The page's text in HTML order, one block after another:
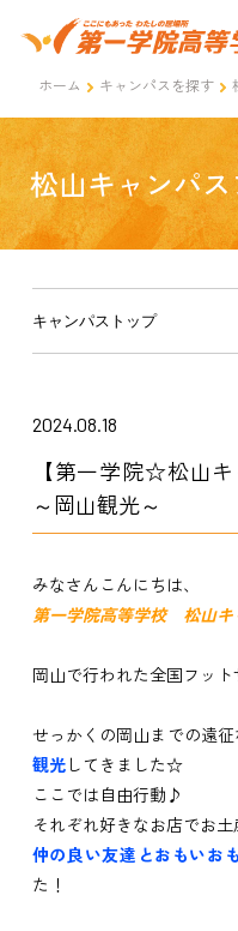
ホーム キャンパスを探す
松山キャンパ
キャンパストップ
2024.08.18
【第一学院☆松山
～岡山観光～
みなさんこんにちは、
第一学院高等学校 松山キ
岡山で行われた全国フット
せっかくの岡山までの遠征
観光してきました☆
ここでは自由行動♪
それぞれ好きなお店でお
仲の良い友達とおもいお
た！